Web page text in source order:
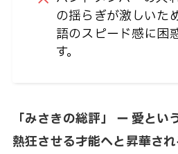
の揺らぎが激しいた
語のスピード感に困
す。
「みさきの総評」 ー 愛とい
熱狂させる才能へと昇華さ